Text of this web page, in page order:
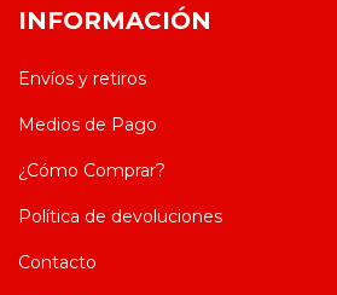
INFORMACIÓN
Envíos y retiros
Medios de Pago
¿Cómo Comprar?
Política de devoluciones
Contacto